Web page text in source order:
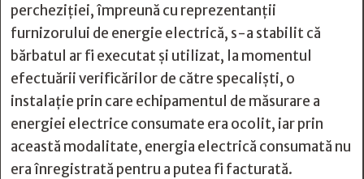
percheziției, împreună cu reprezentanții
furnizorului de energie electrică, s-a stabilit că
bărbatul ar fi executat și utilizat, la momentul
efectuării verificărilor de către specaliști, o
instalație prin care echipamentul de măsurare a
energiei electrice consumate era ocolit, iar prin
această modalitate, energia electrică consumată nu
era înregistrată pentru a putea fi facturată.